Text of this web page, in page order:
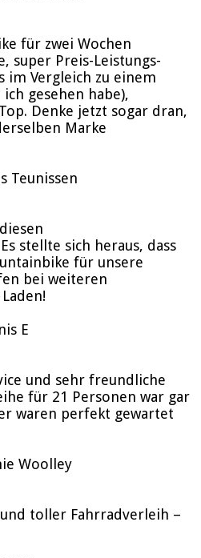
für zwei Wochen
super Preis-Leistungs-
im Vergleich zu einem
gesehen habe),
Denke jetzt sogar dran,
Marke
stellte sich heraus, dass
für unsere
bei weiteren
und sehr freundliche
für 21 Personen war gar
waren perfekt gewartet
toller Fahrradverleih –